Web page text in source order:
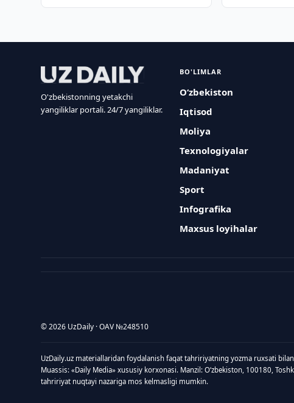
O'zbekistonning yetakchi
yangiliklar portali. 24/7 yangiliklar.
BO'LIMLAR
O‘zbekiston
Iqtisod
Moliya
Texnologiyalar
Madaniyat
Sport
Infografika
Maxsus loyihalar
© 2026 UzDaily · OAV №248510
UzDaily.uz materiallaridan foydalanish faqat tahririyatning yozma ruxsati
Muassis: «Daily Media» xususiy korxonasi. Manzil: Oʻzbekiston, 100180,
tahririyat nuqtayi nazariga mos kelmasligi mumkin.